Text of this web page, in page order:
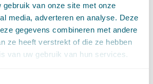
gebruik van onze site met onze
media, adverteren en analyse. Deze
gegevens combineren met andere
ze heeft verstrekt of die ze hebben
van uw gebruik van hun services.
| Uitleg en kwalificatie van
voor gebruik
Scheltema